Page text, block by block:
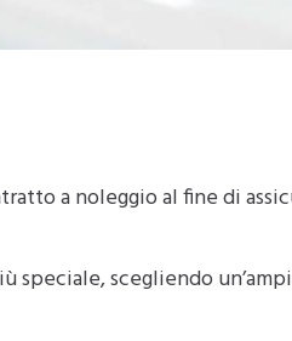
a noleggio al fine di
scegliendo